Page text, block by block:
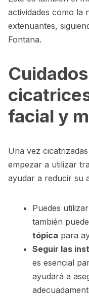
actividades como la
extenuantes,
Fontana.
facial y
Una vez
empezar a utilizar
ayudar a reducir su
Puedes utilizar
también
tópica para
Seguir las
es esencial
ayudará a